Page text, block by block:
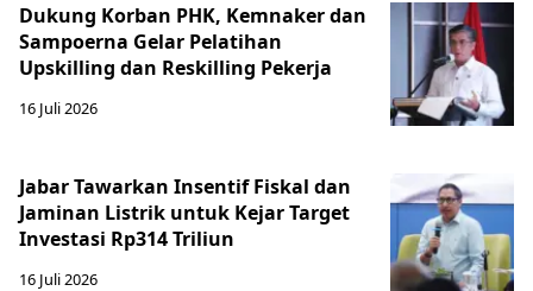
Dukung Korban PHK, Kemnaker dan
Sampoerna Gelar Pelatihan
Upskilling dan Reskilling Pekerja
16 Juli 2026
Jabar Tawarkan Insentif Fiskal dan
Jaminan Listrik untuk Kejar Target
Investasi Rp314 Triliun
16 Juli 2026